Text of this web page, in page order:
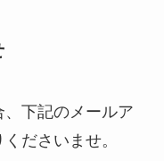
下記のメールア
ださいませ。